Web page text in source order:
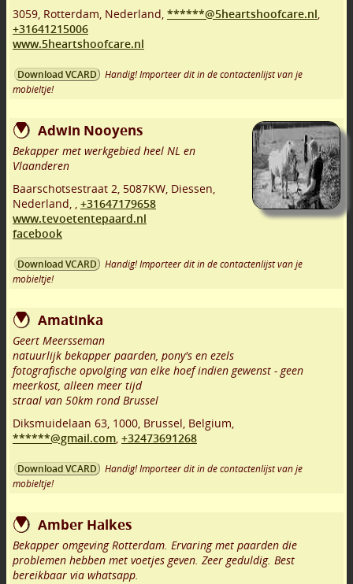
3059, Rotterdam, Nederland, ******@5heartshoofcare.nl,
+31641215006
www.5heartshoofcare.nl
Download VCARD
Handig! Importeer dit in de contactenlijst van je
mobieltje!
Adwin Nooyens
Bekapper met werkgebied heel NL en
Vlaanderen
Baarschotsestraat 2, 5087KW, Diessen,
Nederland, , +31647179658
www.tevoetentepaard.nl
facebook
Download VCARD
Handig! Importeer dit in de contactenlijst van je
mobieltje!
Amatinka
Geert Meersseman
natuurlijk bekapper paarden, pony's en ezels
fotografische opvolging van elke hoef indien gewenst - geen
meerkost, alleen meer tijd
straal van 50km rond Brussel
Diksmuidelaan 63, 1000, Brussel, Belgium,
******@gmail.com, +32473691268
Download VCARD
Handig! Importeer dit in de contactenlijst van je
mobieltje!
Amber Halkes
Bekapper omgeving Rotterdam. Ervaring met paarden die
problemen hebben met voetjes geven. Zeer geduldig. Best
bereikbaar via whatsapp.